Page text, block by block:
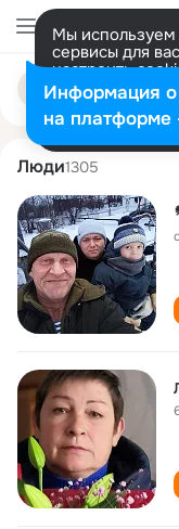
Мы используем
сервисы для
настроить
представитель.
Разрешить все
Поиск
людям
larisa kazakova
Люди1305
Информация о
на платформе